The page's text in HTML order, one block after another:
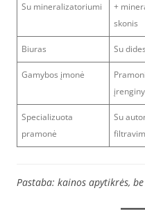
Su mineralizatoriumi
+
skonis
Biuras Su
Gamybos įmonė
Specializuota
pramonė
Su
Pastaba: kainos apytikrės,